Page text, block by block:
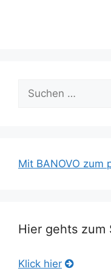
nach:
Mit BANOVO zum
Hier gehts zum
Klick hier